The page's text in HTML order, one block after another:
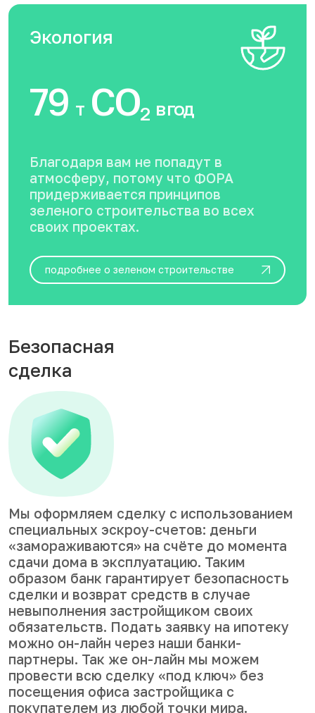
Экология
79 тCO2 в год
Благодаря вам не попадут в
атмосферу, потому что ФОРА
придерживается принципов
зеленого строительства во всех
своих проектах.
подробнее о зеленом строительстве
Безопасная
сделка
Мы оформляем сделку с использованием
специальных эскроу-счетов: деньги
«замораживаются» на счёте до момента
сдачи дома в эксплуатацию. Таким
образом банк гарантирует безопасность
сделки и возврат средств в случае
невыполнения застройщиком своих
обязательств. Подать заявку на ипотеку
можно он-лайн через наши банки-
партнеры. Так же он-лайн мы можем
провести всю сделку «под ключ» без
посещения офиса застройщика с
покупателем из любой точки мира.